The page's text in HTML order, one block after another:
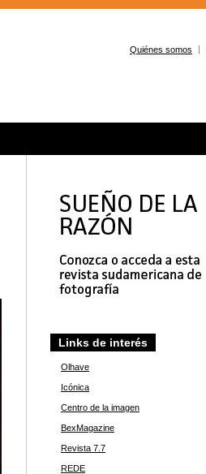
Quiénes somos
Links de interés
Olhave
Icónica
Centro de la imagen
BexMagazine
Revista 7.7
REDE